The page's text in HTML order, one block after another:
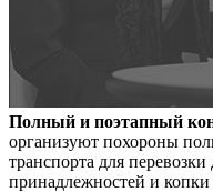
Полный и поэтапный
организуют похороны
транспорта для
принадлежностей и